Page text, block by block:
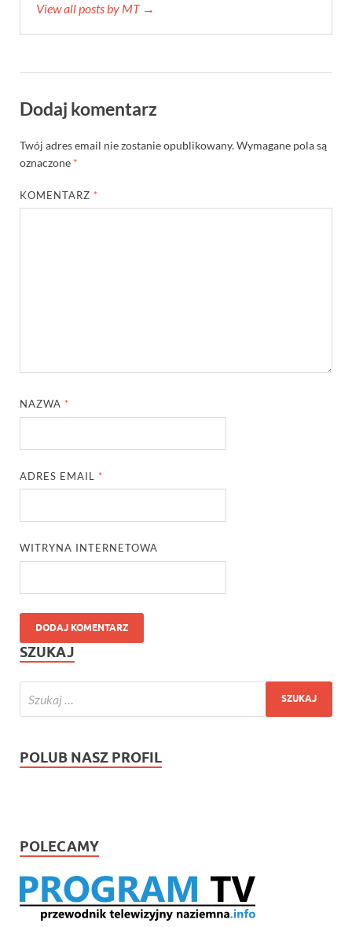
View all posts by MT →
Dodaj komentarz
Twój adres email nie zostanie opublikowany.Wymagane pola są
oznaczone *
KOMENTARZ *
NAZWA *
ADRES EMAIL *
WITRYNA INTERNETOWA
SZUKAJ
POLUB NASZ PROFIL
POLECAMY